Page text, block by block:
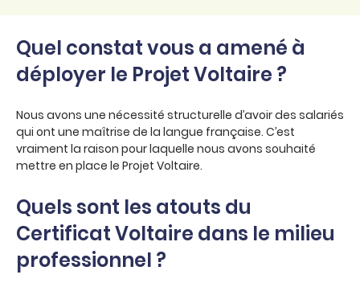
Quel constat vous a amené à
déployer le Projet Voltaire ?
Nous avons une nécessité structurelle d’avoir des salariés
qui ont une maîtrise de la langue française. C’est
vraiment la raison pour laquelle nous avons souhaité
mettre en place le Projet Voltaire.
Quels sont les atouts du
Certificat Voltaire dans le milieu
professionnel ?